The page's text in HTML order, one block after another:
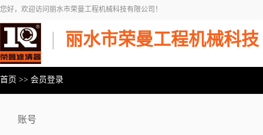
您好，欢迎访问丽水市荣曼工程机械科技有限公司！
丽水市荣曼工程机械科技
首页 >> 会员登录
账号